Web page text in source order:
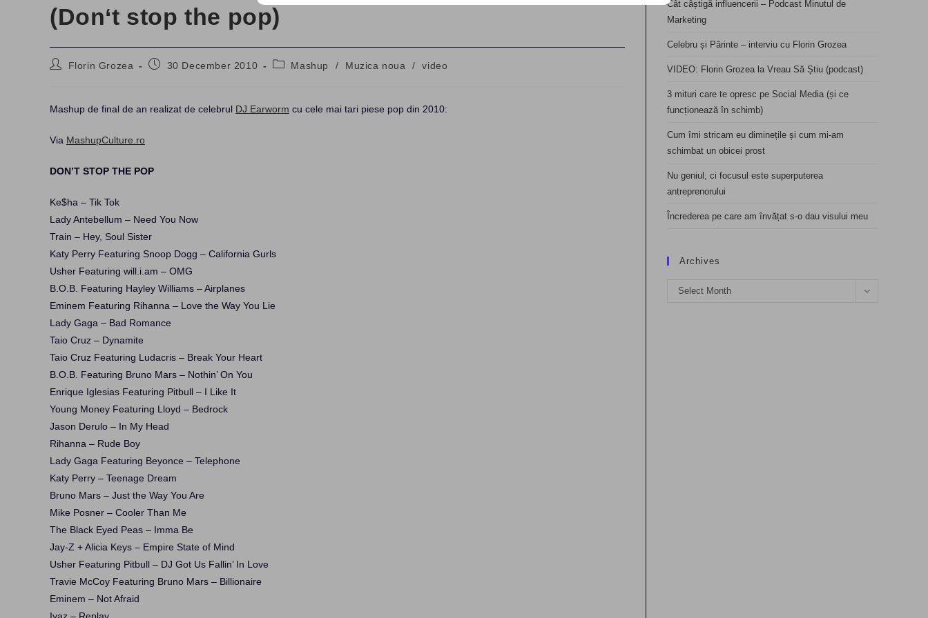
(Don‘t stop the pop)
PostFlorin Grozea
Post30 December 2010
PostMashup / Muzica noua / video
Mashup de final de an realizat de celebrul DJ Earworm cu cele mai tari piese pop din 2010:
Via MashupCulture.ro
DON’T STOP THE POP
Ke$ha – Tik Tok
Lady Antebellum – Need You Now
Train – Hey, Soul Sister
Katy Perry Featuring Snoop Dogg – California Gurls
Usher Featuring will.i.am – OMG
B.O.B. Featuring Hayley Williams – Airplanes
Eminem Featuring Rihanna – Love the Way You Lie
Lady Gaga – Bad Romance
Taio Cruz – Dynamite
Taio Cruz Featuring Ludacris – Break Your Heart
B.O.B. Featuring Bruno Mars – Nothin’ On You
Enrique Iglesias Featuring Pitbull – I Like It
Young Money Featuring Lloyd – Bedrock
Jason Derulo – In My Head
Rihanna – Rude Boy
Lady Gaga Featuring Beyonce – Telephone
Katy Perry – Teenage Dream
Bruno Mars – Just the Way You Are
Mike Posner – Cooler Than Me
The Black Eyed Peas – Imma Be
Jay-Z + Alicia Keys – Empire State of Mind
Usher Featuring Pitbull – DJ Got Us Fallin’ In Love
Travie McCoy Featuring Bruno Mars – Billionaire
Eminem – Not Afraid
Cât câștigă influencerii – Podcast Minutul de
Marketing
Celebru și Părinte – interviu cu Florin Grozea
VIDEO: Florin Grozea la Vreau Să Știu (podcast)
3 mituri care te opresc pe Social Media (și ce
funcționează în schimb)
Cum îmi stricam eu diminețile și cum mi-am
schimbat un obicei prost
Nu geniul, ci focusul este superputerea
antreprenorului
Încrederea pe care am învățat s-o dau visului meu
Archives
Archives
Select Month